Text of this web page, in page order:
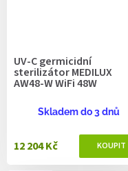
UV-C germicidní
sterilizátor MEDILUX
AW48-W WiFi 48W
Skladem do 3 dnů
12 204 Kč